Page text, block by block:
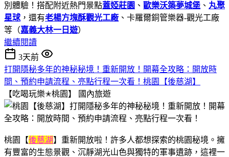
別體驗！搭配附近熱門景點蓋婭莊園 、 歐樂沃築夢城堡 、 丸聚
星球 ，還有老楊方塊酥觀光工廠 、卡羅爾銅管樂器-觀光工廠
等（嘉義大林一日遊）
繼續閱讀
3天前
打開隱秘多年的神秘秘境！重新開放！開幕全攻略：開放時
間、預約申請流程、亮點行程一次看！桃園【後慈湖】
【吃喝玩樂✭桃園】
國內旅遊
桃園【後慈湖】重新開放啦！許多人都想探索的桃園秘境。擁
有豐富的生態景觀、沉靜湖光山色與獨特的軍事遺跡，這裡一